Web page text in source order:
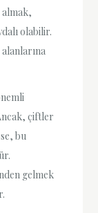
almak,
olabilir.
çiftler
bu
gelmek